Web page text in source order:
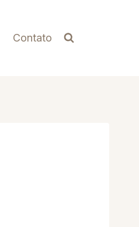
Contato